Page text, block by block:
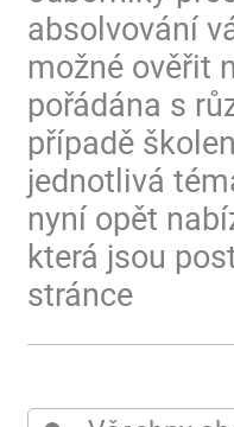
absolvování
možné ověřit
pořádána s
případě
jednotlivá
nyní opět
která jsou
stránce